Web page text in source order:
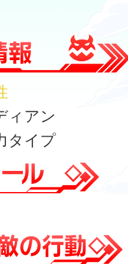
ィアン
タイプ